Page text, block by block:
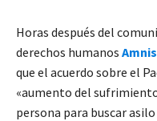
Horas después del
derechos humanos
que el acuerdo sobre el
«aumento del
persona para buscar asilo